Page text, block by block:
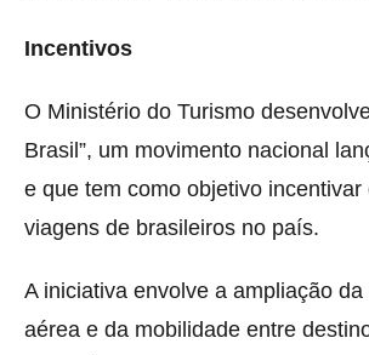
Incentivos
O Ministério do Turismo
Brasil”, um movimento nacional
e que tem como objetivo incentivar
viagens de brasileiros no país.
A iniciativa envolve a ampliação
aérea e da mobilidade entre